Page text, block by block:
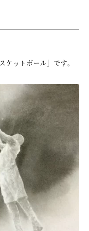
ットボール」です。